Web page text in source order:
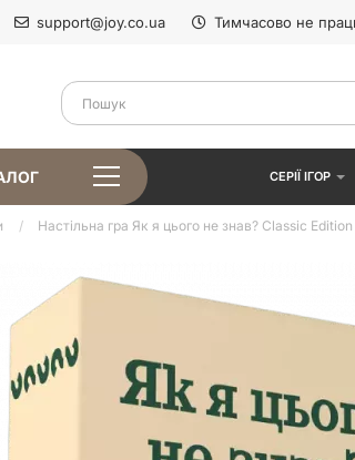
support@joy.co.ua Тимчасово не
СЕРІЇ ІГОР
Настільна гра Як я цього не знав? Classic Edition